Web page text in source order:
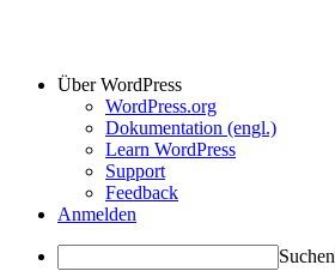
Über WordPress
WordPress.org
Dokumentation (engl.)
Learn WordPress
Support
Feedback
Anmelden
Suchen